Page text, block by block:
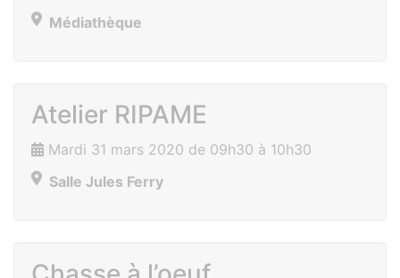
Médiathèque
Atelier RIPAME
Mardi 31 mars 2020 de 09h30 à 10h30
Salle Jules Ferry